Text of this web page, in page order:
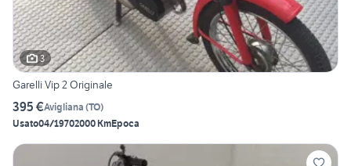
3
Garelli Vip 2 Originale
395 €Avigliana (TO)
Usato04/19702000 KmEpoca